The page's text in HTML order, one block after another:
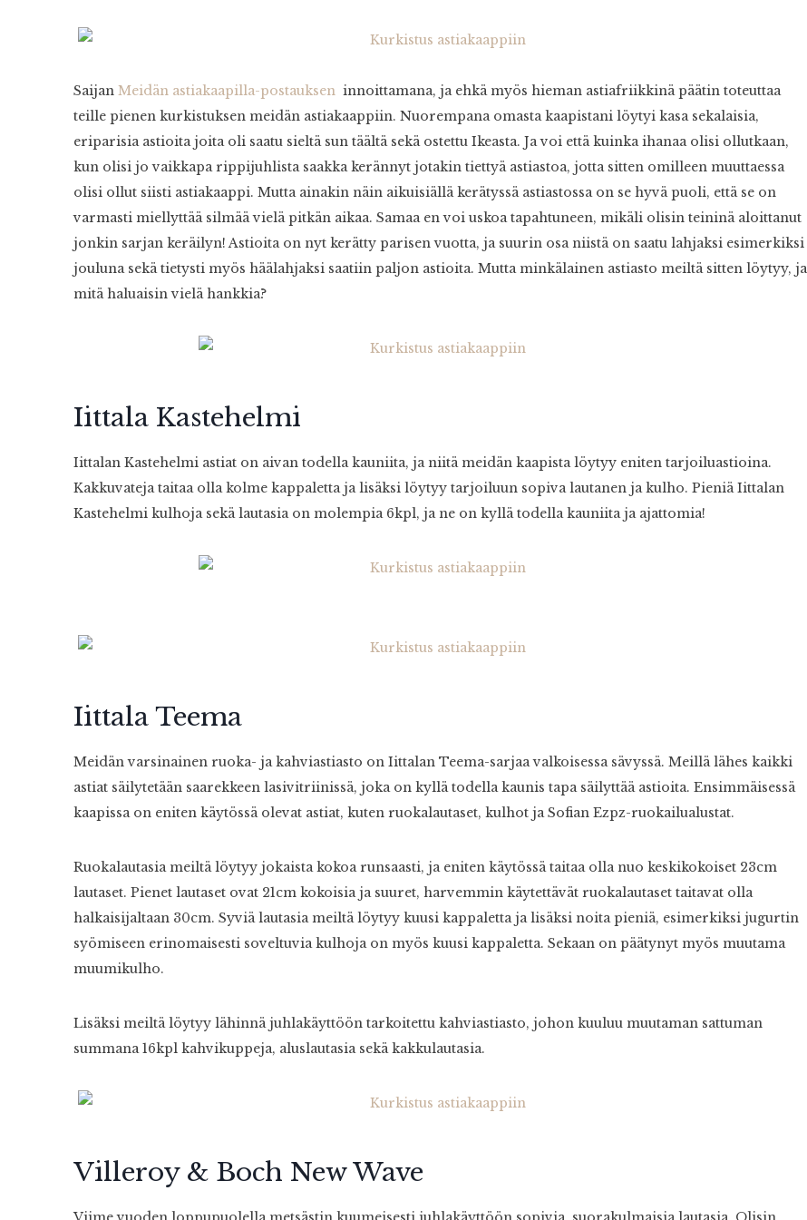
Saijan Meidän astiakaapilla-postauksen innoittamana, ja ehkä myös hieman astiafriikkinä päätin toteuttaa
teille pienen kurkistuksen meidän astiakaappiin. Nuorempana omasta kaapistani löytyi kasa sekalaisia,
eriparisia astioita joita oli saatu sieltä sun täältä sekä ostettu Ikeasta. Ja voi että kuinka ihanaa olisi ollutkaan,
kun olisi jo vaikkapa rippijuhlista saakka kerännyt jotakin tiettyä astiastoa, jotta sitten omilleen muuttaessa
olisi ollut siisti astiakaappi. Mutta ainakin näin aikuisiällä kerätyssä astiastossa on se hyvä puoli, että se on
varmasti miellyttää silmää vielä pitkän aikaa. Samaa en voi uskoa tapahtuneen, mikäli olisin teininä aloittanut
jonkin sarjan keräilyn! Astioita on nyt kerätty parisen vuotta, ja suurin osa niistä on saatu lahjaksi esimerkiksi
jouluna sekä tietysti myös häälahjaksi saatiin paljon astioita. Mutta minkälainen astiasto meiltä sitten löytyy, ja
mitä haluaisin vielä hankkia?
Iittala Kastehelmi
Iittalan Kastehelmi astiat on aivan todella kauniita, ja niitä meidän kaapista löytyy eniten tarjoiluastioina.
Kakkuvateja taitaa olla kolme kappaletta ja lisäksi löytyy tarjoiluun sopiva lautanen ja kulho. Pieniä Iittalan
Kastehelmi kulhoja sekä lautasia on molempia 6kpl, ja ne on kyllä todella kauniita ja ajattomia!
Iittala Teema
Meidän varsinainen ruoka- ja kahviastiasto on Iittalan Teema-sarjaa valkoisessa sävyssä. Meillä lähes kaikki
astiat säilytetään saarekkeen lasivitriinissä, joka on kyllä todella kaunis tapa säilyttää astioita. Ensimmäisessä
kaapissa on eniten käytössä olevat astiat, kuten ruokalautaset, kulhot ja Sofian Ezpz-ruokailualustat.
Ruokalautasia meiltä löytyy jokaista kokoa runsaasti, ja eniten käytössä taitaa olla nuo keskikokoiset 23cm
lautaset. Pienet lautaset ovat 21cm kokoisia ja suuret, harvemmin käytettävät ruokalautaset taitavat olla
halkaisijaltaan 30cm. Syviä lautasia meiltä löytyy kuusi kappaletta ja lisäksi noita pieniä, esimerkiksi jugurtin
syömiseen erinomaisesti soveltuvia kulhoja on myös kuusi kappaletta. Sekaan on päätynyt myös muutama
muumikulho.
Lisäksi meiltä löytyy lähinnä juhlakäyttöön tarkoitettu kahviastiasto, johon kuuluu muutaman sattuman
summana 16kpl kahvikuppeja, aluslautasia sekä kakkulautasia.
Villeroy & Boch New Wave